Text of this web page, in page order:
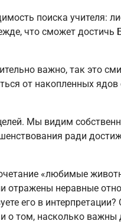
поиска учителя:
что сможет достичь
важно, так это
от накопленных
Мы видим
ради
«любимые
отражены неравные
его в интерпретации?
и о том, насколько